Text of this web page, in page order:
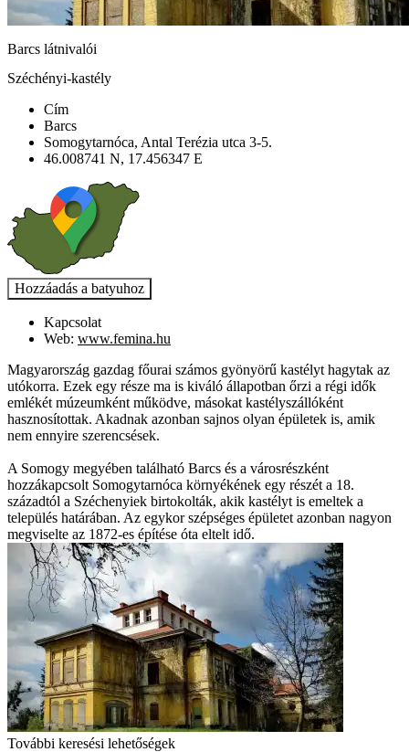
Barcs látnivalói
Széchényi-kastély
Cím
Barcs
Somogytarnóca, Antal Terézia utca 3-5.
46.008741 N, 17.456347 E
Kapcsolat
Web: www.femina.hu
Magyarország gazdag főurai számos gyönyörű kastélyt hagytak az
utókorra. Ezek egy része ma is kiváló állapotban őrzi a régi idők
emlékét múzeumként működve, másokat kastélyszállóként
hasznosítottak. Akadnak azonban sajnos olyan épületek is, amik
nem ennyire szerencsések.
A Somogy megyében található Barcs és a városrészként
hozzákapcsolt Somogytarnóca környékének egy részét a 18.
századtól a Széchenyiek birtokolták, akik kastélyt is emeltek a
település határában. Az egykor szépséges épületet azonban nagyon
megviselte az 1872-es építése óta eltelt idő.
További keresési lehetőségek